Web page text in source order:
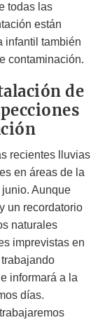
todas las
están
infantil también
contaminación.
de
recientes lluvias
en áreas de la
Aunque
un recordatorio
naturales
imprevistas en
informará a la
días.